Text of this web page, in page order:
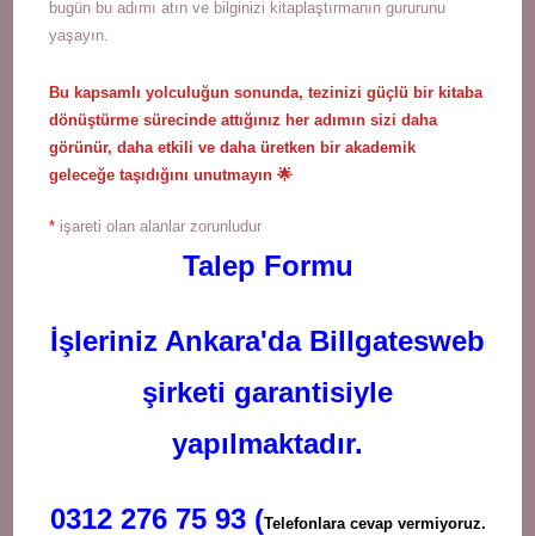
bugün bu adımı atın ve bilginizi kitaplaştırmanın gururunu
yaşayın.
Bu kapsamlı yolculuğun sonunda, tezinizi güçlü bir kitaba
dönüştürme sürecinde attığınız her adımın sizi daha
görünür, daha etkili ve daha üretken bir akademik
geleceğe taşıdığını unutmayın 🌟
* işareti olan alanlar zorunludur
Talep Formu
İşleriniz Ankara'da Billgatesweb
şirketi garantisiyle
yapılmaktadır.
0312 276 75 93 (Telefonlara cevap vermiyoruz.